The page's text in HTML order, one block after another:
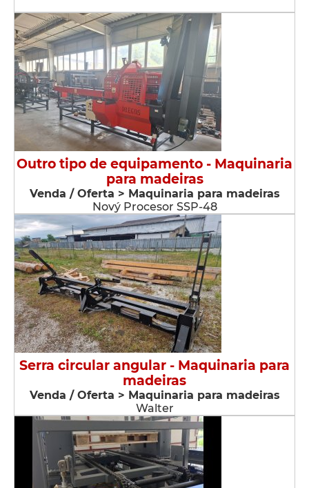
Outro tipo de equipamento - Maquinaria
para madeiras
Venda / Oferta > Maquinaria para madeiras
Nový Procesor SSP-48
Serra circular angular - Maquinaria para
madeiras
Venda / Oferta > Maquinaria para madeiras
Walter